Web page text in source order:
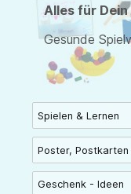
Alles für Dein
Gesunde
Spielen & Lernen
Poster,
Geschenk - Ideen